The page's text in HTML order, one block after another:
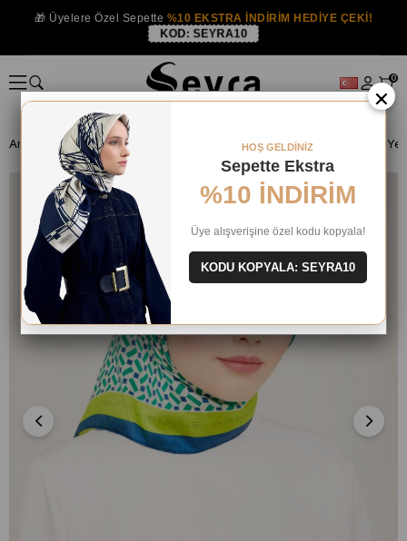
🎁 Üyelere Özel Sepette %10 EKSTRA İNDİRİM HEDİYE ÇEKİ!
KOD: SEYRA10
0
Anasayfa İPEK EŞARP Armine İpek 2024 Yaz
×
HOŞ GELDİNİZ
Sepette Ekstra
%10 İNDİRİM
Üye alışverişine özel kodu kopyala!
KODU KOPYALA: SEYRA10